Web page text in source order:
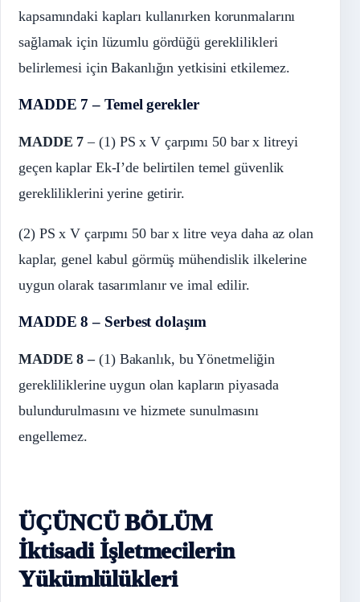
kapsamındaki kapları kullanırken korunmalarını
sağlamak için lüzumlu gördüğü gereklilikleri
belirlemesi için Bakanlığın yetkisini etkilemez.
MADDE 7 – Temel gerekler
MADDE 7– (1) PS x V çarpımı 50 bar x litreyi
geçen kaplar Ek-I’de belirtilen temel güvenlik
gerekliliklerini yerine getirir.
(2) PS x V çarpımı 50 bar x litre veya daha az olan
kaplar, genel kabul görmüş mühendislik ilkelerine
uygun olarak tasarımlanır ve imal edilir.
MADDE 8 – Serbest dolaşım
MADDE 8 –(1) Bakanlık, bu Yönetmeliğin
gerekliliklerine uygun olan kapların piyasada
bulundurulmasını ve hizmete sunulmasını
engellemez.
ÜÇÜNCÜ BÖLÜM
İktisadi İşletmecilerin
Yükümlülükleri